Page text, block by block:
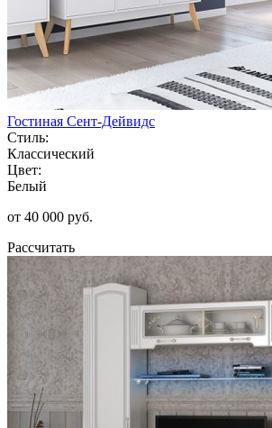
Гостиная Сент-Дейвидс
Стиль:
Классический
Цвет:
Белый
от 40 000 руб.
Рассчитать